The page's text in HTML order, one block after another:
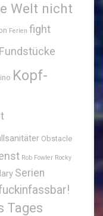
Welt nicht
Ferien fight
Fundstücke
Kopf-
Obstacle
Rob Fowler Rocky
Serien
Tages